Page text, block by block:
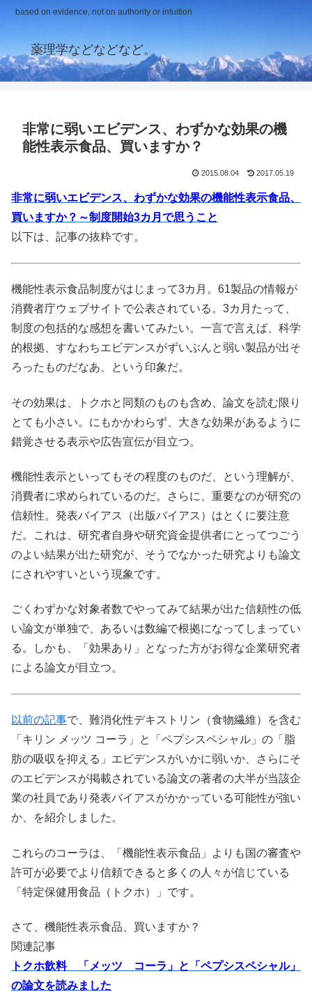
based on evidence, not on authority or intuition
薬理学などなどなど。
非常に弱いエビデンス、わずかな効果の機
能性表示食品、買いますか？
2015.08.04 2017.05.19
非常に弱いエビデンス、わずかな効果の機能性表示食品、
買いますか？～制度開始3カ月で思うこと
以下は、記事の抜粋です。
機能性表示食品制度がはじまって3カ月。61製品の情報が
消費者庁ウェブサイトで公表されている。3カ月たって、
制度の包括的な感想を書いてみたい。一言で言えば、科学
的根拠、すなわちエビデンスがずいぶんと弱い製品が出そ
ろったものだなあ、という印象だ。
その効果は、トクホと同類のものも含め、論文を読む限り
とても小さい。にもかかわらず、大きな効果があるように
錯覚させる表示や広告宣伝が目立つ。
機能性表示といってもその程度のものだ、という理解が、
消費者に求められているのだ。さらに、重要なのが研究の
信頼性。発表バイアス（出版バイアス）はとくに要注意
だ。これは、研究者自身や研究資金提供者にとってつごう
のよい結果が出た研究が、そうでなかった研究よりも論文
にされやすいという現象です。
ごくわずかな対象者数でやってみて結果が出た信頼性の低
い論文が単独で、あるいは数編で根拠になってしまってい
る。しかも、「効果あり」となった方がお得な企業研究者
による論文が目立つ。
以前の記事で、難消化性デキストリン（食物繊維）を含む
「キリン メッツ コーラ」と「ペプシスペシャル」の「脂
肪の吸収を抑える」エビデンスがいかに弱いか、さらにそ
のエビデンスが掲載されている論文の著者の大半が当該企
業の社員であり発表バイアスがかかっている可能性が強い
か、を紹介しました。
これらのコーラは、「機能性表示食品」よりも国の審査や
許可が必要でより信頼できると多くの人々が信じている
「特定保健用食品（トクホ）」です。
さて、機能性表示食品、買いますか？
関連記事
トクホ飲料 「メッツ コーラ」と「ペプシスペシャル」
の論文を読みました